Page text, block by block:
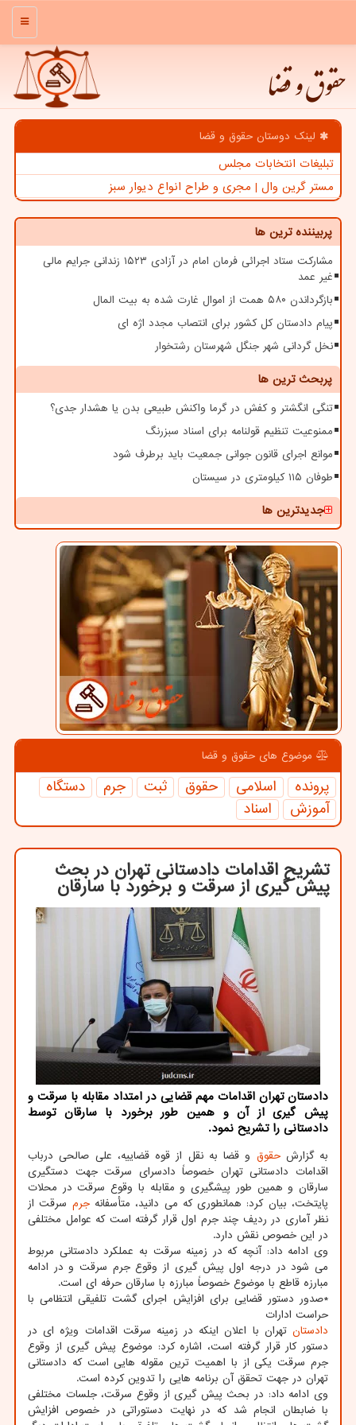
منو
حقوق و قضا
لینک دوستان حقوق و قضا
تبلیغات انتخابات مجلس
مستر گرین وال | مجری و طراح انواع دیوار سبز
پربیننده ترین ها
مشارکت ستاد اجرائی فرمان امام در آزادی ۱۵۲۳ زندانی جرایم مالی
غیر عمد
بازگرداندن ۵۸۰ همت از اموال غارت شده به بیت المال
پیام دادستان کل کشور برای انتصاب مجدد اژه ای
نخل گردانی شهر جنگل شهرستان رشتخوار
پربحث ترین ها
تنگی انگشتر و کفش در گرما واکنش طبیعی بدن یا هشدار جدی؟
ممنوعیت تنظیم قولنامه برای اسناد سبزرنگ
موانع اجرای قانون جوانی جمعیت باید برطرف شود
طوفان ۱۱۵ کیلومتری در سیستان
جدیدترین ها
موضوع های حقوق و قضا
پرونده اسلامی حقوق ثبت جرم
دستگاه
آموزش
اسناد
تشریح اقدامات دادستانی تهران در بحث
پیش گیری از سرقت و برخورد با سارقان
دادستان تهران اقدامات مهم قضایی در امتداد مقابله با سرقت و
پیش گیری از آن و همین طور برخورد با سارقان توسط
دادستانی را تشریح نمود.
به گزارشحقوق و قضا به نقل از قوه قضاییه، علی صالحی درباب
اقدامات دادستانی تهران خصوصاً دادسرای سرقت جهت دستگیری
سارقان و همین طور پیشگیری و مقابله با وقوع سرقت در محلات
پایتخت، بیان کرد: همانطوری که می دانید، متأسفانهجرم سرقت از
نظر آماری در ردیف چند جرم اول قرار گرفته است که عوامل مختلفی
در این خصوص نقش دارد.
وی ادامه داد: آنچه که در زمینه سرقت به عملکرد دادستانی مربوط
می شود در درجه اول پیش گیری از وقوع جرم سرقت و در ادامه
مبارزه قاطع با موضوع خصوصاً مبارزه با سارقان حرفه ای است.
*صدور دستور قضایی برای افزایش اجرای گشت تلفیقی انتظامی با
حراست ادارات
دادستان تهران با اعلان اینکه در زمینه سرقت اقدامات ویژه ای در
دستور کار قرار گرفته است، اشاره کرد: موضوع پیش گیری از وقوع
جرم سرقت یکی از با اهمیت ترین مقوله هایی است که دادستانی
تهران در جهت تحقق آن برنامه هایی را تدوین کرده است.
وی ادامه داد: در بحث پیش گیری از وقوع سرقت، جلسات مختلفی
با ضابطان انجام شد که در نهایت دستوراتی در خصوص افزایش